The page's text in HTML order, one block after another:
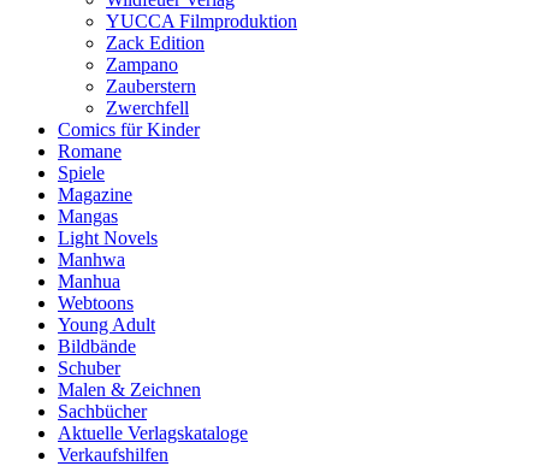
YUCCA Filmproduktion
Zack Edition
Zampano
Zauberstern
Zwerchfell
Comics für Kinder
Romane
Spiele
Magazine
Mangas
Light Novels
Manhwa
Manhua
Webtoons
Young Adult
Bildbände
Schuber
Malen & Zeichnen
Sachbücher
Aktuelle Verlagskataloge
Verkaufshilfen